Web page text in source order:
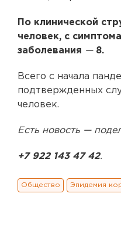
По клинической
человек, с
заболевания —8.
Всего с начала
подтвержденных
человек.
Есть новость —
+7 922 143 47 42.
Общество Эпидемия